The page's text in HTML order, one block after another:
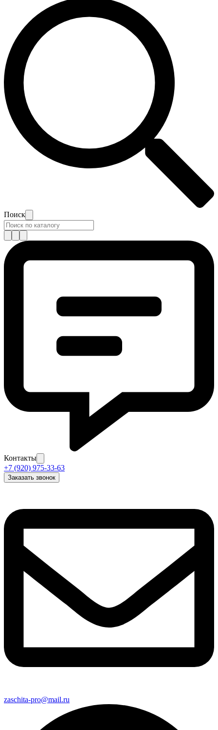
Поиск
Контакты
+7 (920) 975-33-63
Заказать звонок
zaschita-pro@mail.ru